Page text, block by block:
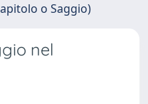
o Saggio)
nel